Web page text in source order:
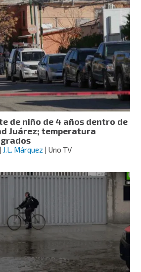
en
menos
de niño de 4 años dentro de
Juárez; temperatura
J.L. Márquez | Uno TV
dentro